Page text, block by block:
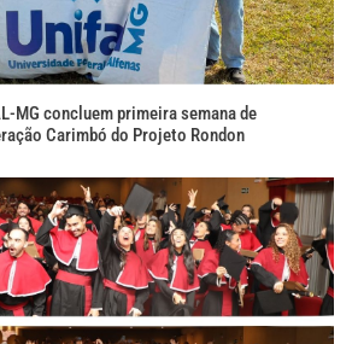
MG concluem primeira semana de
Carimbó do Projeto Rondon